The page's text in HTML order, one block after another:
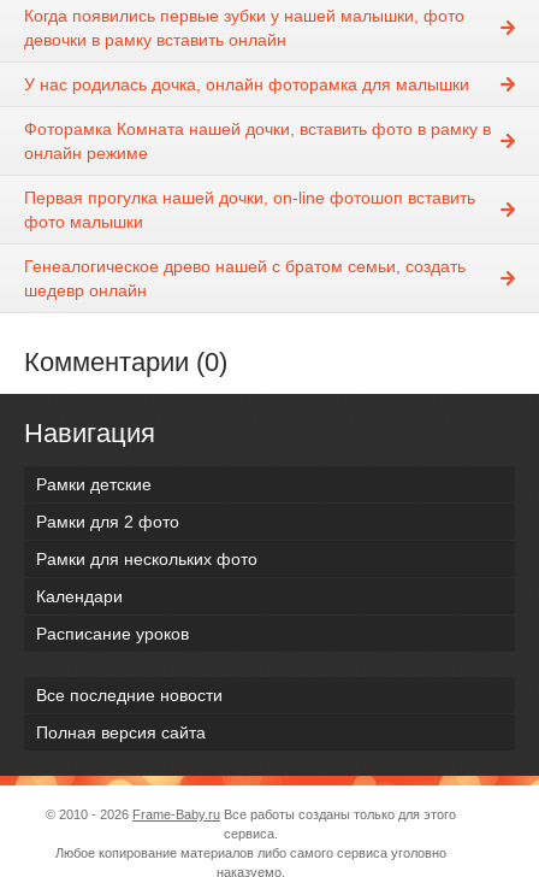
Когда появились первые зубки у нашей малышки, фото
девочки в рамку вставить онлайн
У нас родилась дочка, онлайн фоторамка для малышки
Фоторамка Комната нашей дочки, вставить фото в рамку в
онлайн режиме
Первая прогулка нашей дочки, on-line фотошоп вставить
фото малышки
Генеалогическое древо нашей с братом семьи, создать
шедевр онлайн
Комментарии (0)
Навигация
Рамки детские
Рамки для 2 фото
Рамки для нескольких фото
Календари
Расписание уроков
Все последние новости
Полная версия сайта
© 2010 - 2026 Frame-Baby.ru Все работы созданы только для этого
сервиса.
Любое копирование материалов либо самого сервиса уголовно
наказуемо.